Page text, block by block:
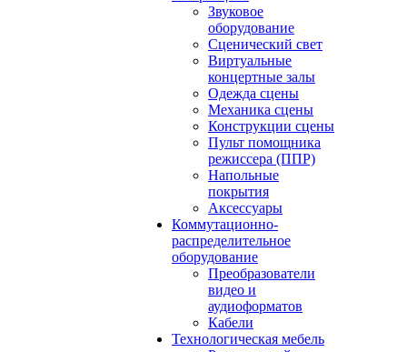
Звуковое
оборудование
Сценический свет
Виртуальные
концертные залы
Одежда сцены
Механика сцены
Конструкции сцены
Пульт помощника
режиссера (ППР)
Напольные
покрытия
Аксессуары
Коммутационно-
распределительное
оборудование
Преобразователи
видео и
аудиоформатов
Кабели
Технологическая мебель